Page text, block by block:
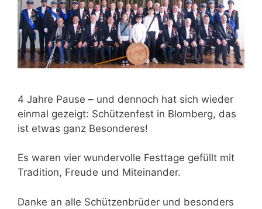
4 Jahre Pause – und dennoch hat sich wieder
einmal gezeigt: Schützenfest in Blomberg, das
ist etwas ganz Besonderes!
Es waren vier wundervolle Festtage gefüllt mit
Tradition, Freude und Miteinander.
Danke an alle Schützenbrüder und besonders